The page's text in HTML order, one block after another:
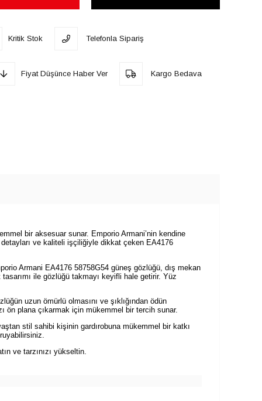
Kritik Stok Telefonla Sipariş
Fiyat Düşünce Haber Ver Kargo Bedava
bir aksesuar sunar. Emporio Armani’nin kendine
ve kaliteli işçiliğiyle dikkat çeken EA4176
Armani EA4176 58758G54 güneş gözlüğü, dış mekan
ile gözlüğü takmayı keyifli hale getirir. Yüz
uzun ömürlü olmasını ve şıklığından ödün
ön plana çıkarmak için mükemmel bir tercih sunar.
stil sahibi kişinin gardırobuna mükemmel bir katkı
ve tarzınızı yükseltin.